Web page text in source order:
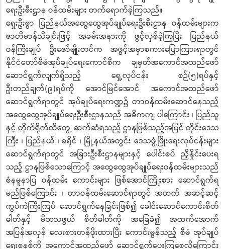
ရေးဦးစီးဌာန ဝန်ထမ်းများ တက်ရောက်ခဲ့ကြသည်။
ရှေးဦးစွာ ပြည်နယ်အထွေထွေအုပ်ချုပ်ရေးဦးစီးဌာန ဝန်ထမ်းများက
ဇာတိမာန်သီချင်းဖြင့် အခမ်းအနားကို ဖွင့်လှစ်ခဲ့ကြပြီး ပြည်နယ်
ဝန်ကြီးချုပ် ဦးဇော်မျိုးတင်က အဖွင့်အမှာစကားပြောကြားရာတွင်
နိုင်ငံတော်စီမံအုပ်ချုပ်ရေးကောင်စီက ချမှတ်အကောင်အထည်ဖော်
ဆောင်ရွက်လျက်ရှိသည့် ရှေ့လုပ်ငန်း စဉ်(၅)ရပ်နှင့်
ဦးတည်ချက်(၉)ရပ်ကို အောင်မြင်အောင် အကောင်အထည်ဖော်
ဆောင်ရွက်ရာတွင် အုပ်ချုပ်ရေးကဏ္ဍ၌ တာဝန်ထမ်းဆောင်နေသည့်
အထွေထွေအုပ်ချုပ်ရေးဦးစီးဌာနသည် အဓိကကျ ပါကြောင်း ၊ ပြည်သူ
နှင့် တိုက်ရိုက်ထိတွေ့ ဆက်ဆံရသည့် ဌာနဖြစ်သည့်အပြင် တိုင်းဒေသ
ကြီး ၊ ပြည်နယ် ၊ ခရိုင် ၊ မြို့နယ်အတွင်း ဒေသဖွံ့ဖြိုးရေးလုပ်ငန်းများ
ဆောင်ရွက်ရာတွင် အခြားဦးစီးဌာနများနှင့် ပေါင်းစပ် ညှိနှိုင်းပေးရ
သည့် ဌာနဖြစ်သောကြောင့် အထွေထွေအုပ်ချုပ်ရေးဝန်ထမ်းများသည်
စံနမူနာပြ ဝန်ထမ်း ကောင်းများ ဖြစ်အောင်ကြိုးစား ဆောင်ရွက်ရ
မည်ဖြစ်ကြောင်း ၊ တာဝန်ထမ်းဆောင်ရာတွင် အထက် အဆင့်ဆင့်
ကွပ်ကဲကြီးကြပ် ဆောင်ရွက်နေခြင်းဖြစ်၍ ခေါင်းဆောင်ကောင်းစိတ်
ဓါတ်နှင့် မိဘသဖွယ် စိတ်ဓါတ်ကို အခြေခံ၍ အထက်အောက်
အပြန်အလှန် လေးစားတန်ဖိုးထားပြီး ကောင်းမွန်သည့် စီမံ အုပ်ချုပ်
ရေးစနစ်ကို အကောင်အထည်ဖော် ဆောင်ရွက်ပေးကြစေလိုကြောင်း